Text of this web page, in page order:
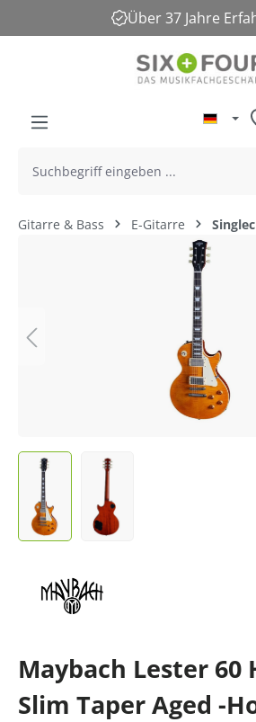
Über 37 Jahre
Gitarre & Bass E-Gitarre
Bildergalerie überspringen
Maybach Lester 60
Slim Taper Aged -